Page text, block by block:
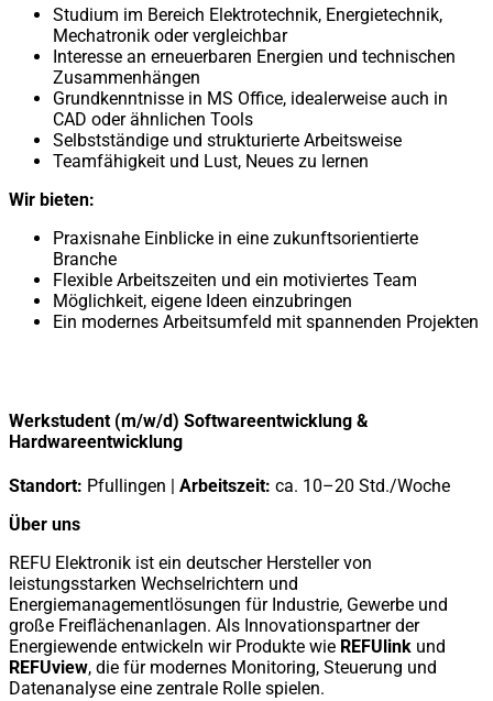
Studium im Bereich Elektrotechnik, Energietechnik,
Mechatronik oder vergleichbar
Interesse an erneuerbaren Energien und technischen
Zusammenhängen
Grundkenntnisse in MS Office, idealerweise auch in
CAD oder ähnlichen Tools
Selbstständige und strukturierte Arbeitsweise
Teamfähigkeit und Lust, Neues zu lernen
Wir bieten:
Praxisnahe Einblicke in eine zukunftsorientierte
Branche
Flexible Arbeitszeiten und ein motiviertes Team
Möglichkeit, eigene Ideen einzubringen
Ein modernes Arbeitsumfeld mit spannenden Projekten
Werkstudent (m/w/d) Softwareentwicklung &
Hardwareentwicklung
Standort: Pfullingen | Arbeitszeit: ca. 10–20 Std./Woche
Über uns
REFU Elektronik ist ein deutscher Hersteller von
leistungsstarken Wechselrichtern und
Energiemanagementlösungen für Industrie, Gewerbe und
große Freiflächenanlagen. Als Innovationspartner der
Energiewende entwickeln wir Produkte wie REFUlink und
REFUview, die für modernes Monitoring, Steuerung und
Datenanalyse eine zentrale Rolle spielen.